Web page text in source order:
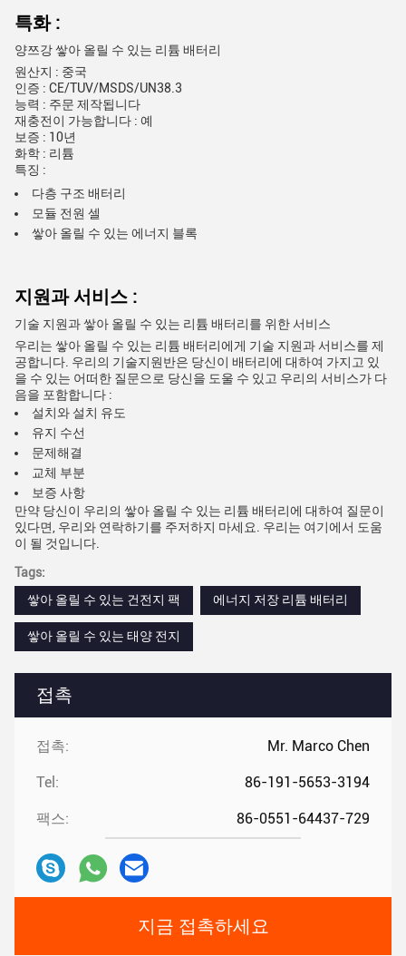
접촉
접촉: Mr. Marco Chen
Tel: 86-191-5653-3194
팩스: 86-0551-64437-729
지금 접촉하세요
특화 :
양쯔강 쌓아 올릴 수 있는 리튬 배터리
원산지 : 중국
인증 : CE/TUV/MSDS/UN38.3
능력 : 주문 제작됩니다
재충전이 가능합니다 : 예
보증 : 10년
화학 : 리튬
특징 :
다층 구조 배터리
모듈 전원 셀
쌓아 올릴 수 있는 에너지 블록
지원과 서비스 :
기술 지원과 쌓아 올릴 수 있는 리튬 배터리를 위한 서비스
우리는 쌓아 올릴 수 있는 리튬 배터리에게 기술 지원과 서비스를 제
공합니다. 우리의 기술지원반은 당신이 배터리에 대하여 가지고 있
을 수 있는 어떠한 질문으로 당신을 도울 수 있고 우리의 서비스가 다
음을 포함합니다 :
설치와 설치 유도
유지 수선
문제해결
교체 부분
보증 사항
만약 당신이 우리의 쌓아 올릴 수 있는 리튬 배터리에 대하여 질문이
있다면, 우리와 연락하기를 주저하지 마세요. 우리는 여기에서 도움
이 될 것입니다.
Tags:
쌓아 올릴 수 있는 건전지 팩
에너지 저장 리튬 배터리
쌓아 올릴 수 있는 태양 전지